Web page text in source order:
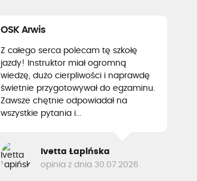
OSK Arwis
Z całego serca polecam tę szkołę
jazdy! Instruktor miał ogromną
wiedzę, dużo cierpliwości i naprawdę
świetnie przygotowywał do egzaminu.
Zawsze chętnie odpowiadał na
wszystkie pytania i...
Ivetta Łapińska
opinia z dnia 30.07.2026